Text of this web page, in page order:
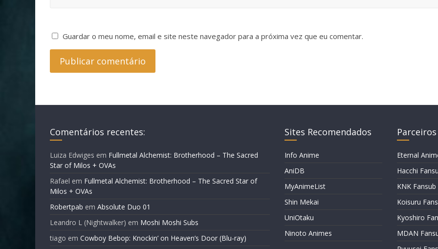
Guardar o meu nome, email e site neste navegador para a próxima vez que eu comentar.
Comentários recentes:
Luiza Edwiges em Fullmetal Alchemist: Brotherhood – The Sacred
Star of Milos + OVAs
Rafael em Fullmetal Alchemist: Brotherhood – The Sacred Star of
Milos + OVAs
Robertpab em Absolute Duo 01
Leandro L (Nightwalker) em Moshi Moshi Subs
tiago em Cowboy Bebop: Knockin’ on Heaven’s Door (Blu-ray)
Sites Recomendados
Info Anime
AniDB
MyAnimeList
Shin Mekai
UniOtaku
Ninoto Animes
Parceiros
Eternal
Hacchi
KNK Fansub
Koisuru
Kyoshiro
MDAN